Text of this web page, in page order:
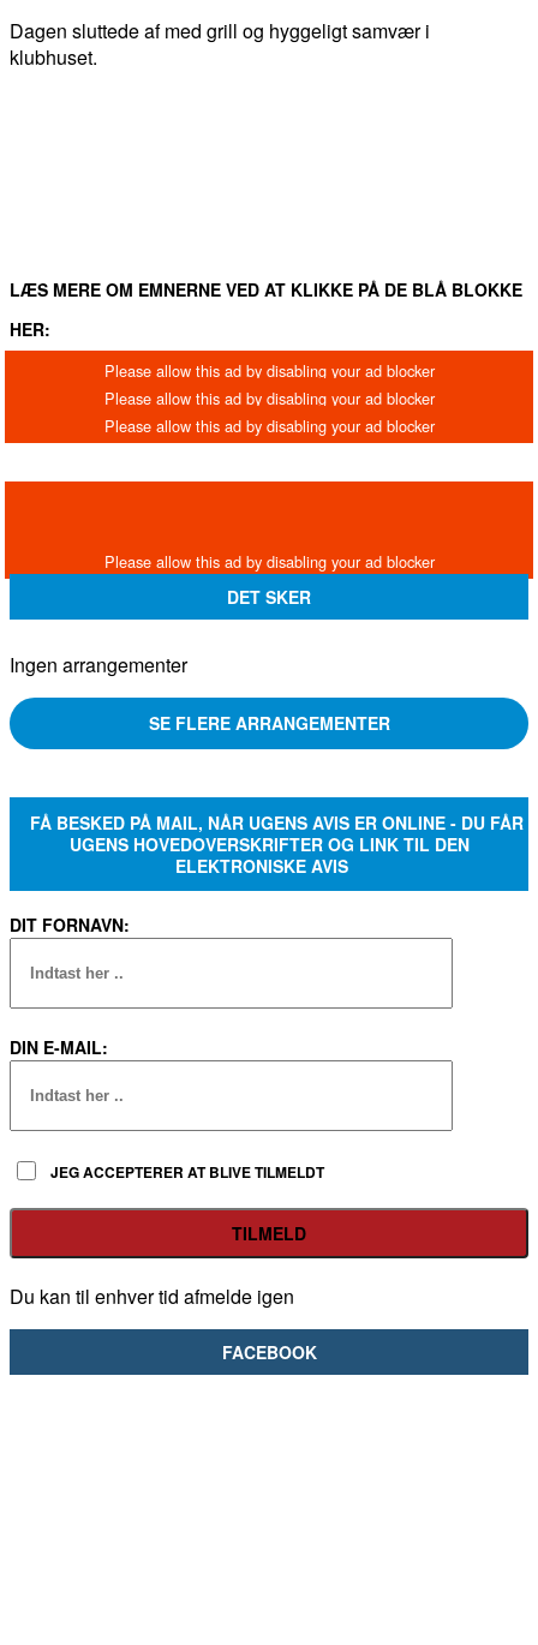
Dagen sluttede af med grill og hyggeligt samvær i
klubhuset.
LÆS MERE OM EMNERNE VED AT KLIKKE PÅ DE BLÅ BLOKKE
HER:
DET SKER
Ingen arrangementer
SE FLERE ARRANGEMENTER
FÅ BESKED PÅ MAIL, NÅR UGENS AVIS ER ONLINE - DU FÅR
UGENS HOVEDOVERSKRIFTER OG LINK TIL DEN
ELEKTRONISKE AVIS
DIT FORNAVN:
DIN E-MAIL:
JEG ACCEPTERER AT BLIVE TILMELDT
Du kan til enhver tid afmelde igen
FACEBOOK